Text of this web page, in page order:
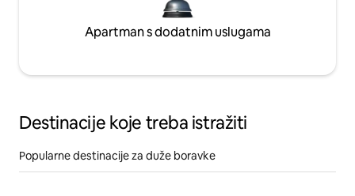
Apartman s dodatnim uslugama
Destinacije koje treba istražiti
Popularne destinacije za duže boravke